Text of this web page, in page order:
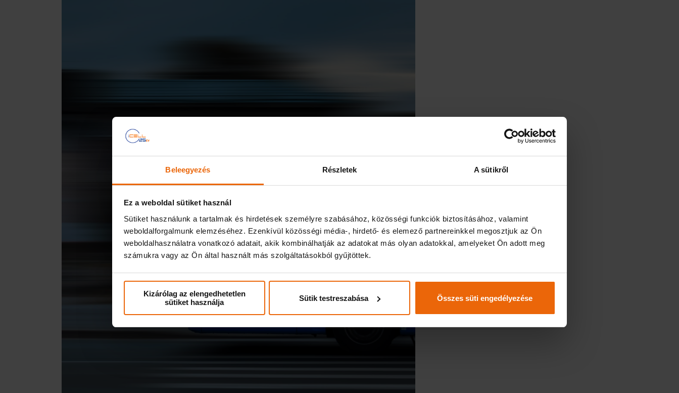
Beleegyezés Részletek A sütikről
Ez a weboldal sütiket használ
Sütiket használunk a tartalmak és hirdetések személyre szabásához, közösségi funkciók biztosításához, valamint
weboldalforgalmunk elemzéséhez. Ezenkívül közösségi média-, hirdető- és elemező partnereinkkel megosztjuk az Ön
weboldalhasználatra vonatkozó adatait, akik kombinálhatják az adatokat más olyan adatokkal, amelyeket Ön adott meg
számukra vagy az Ön által használt más szolgáltatásokból gyűjtöttek.
Kizárólag az elengedhetetlen
sütiket használja
Sütik testreszabása Összes süti engedélyezése